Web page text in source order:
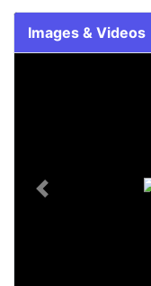
Images & Videos
Previous